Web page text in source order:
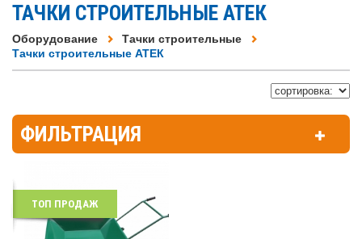
ТАЧКИ СТРОИТЕЛЬНЫЕ АТЕК
Оборудование
Тачки строительные
Тачки строительные АТЕК
ФИЛЬТРАЦИЯ
ТОП ПРОДАЖ